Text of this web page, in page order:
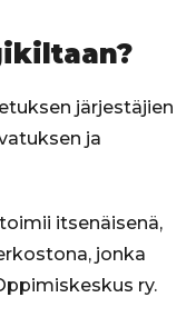
järjestäjien
ja
itsenäisenä,
jonka
ry.